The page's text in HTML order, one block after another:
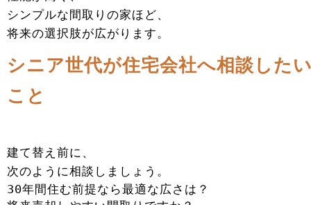
シンプルな間取りの家ほど、
将来の選択肢が広がります。
シニア世代が住宅会社へ相談した
こと
建て替え前に、
次のように相談しましょう。
30年間住む前提なら最適な広さは？